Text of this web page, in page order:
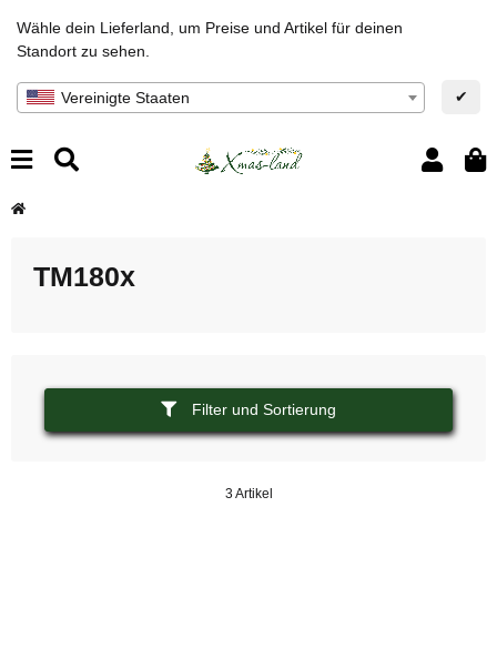
Wähle dein Lieferland, um Preise und Artikel für deinen
Standort zu sehen.
Vereinigte Staaten ✔
TM180x
Filter und Sortierung
3 Artikel